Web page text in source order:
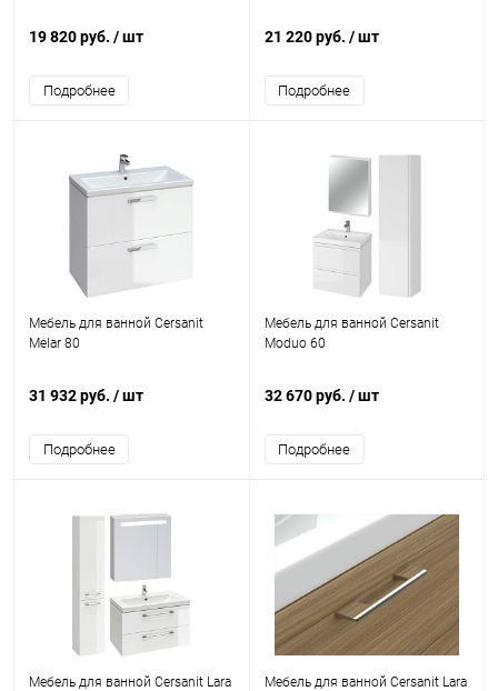
19 820 руб. / шт
Подробнее
21 220 руб. / шт
Подробнее
Мебель для ванной Cersanit
Melar 80
31 932 руб. / шт
Подробнее
Мебель для ванной Cersanit
Moduo 60
32 670 руб. / шт
Подробнее
Мебель для ванной Cersanit Lara
Мебель для ванной Cersanit Lara